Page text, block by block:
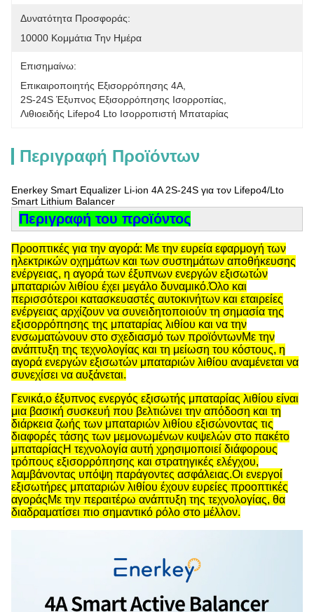
Δυνατότητα Προσφοράς:
10000 Κομμάτια Την Ημέρα
Επισημαίνω:
Επικαιροποιητής Εξισορρόπησης 4A
2S-24S Έξυπνος Εξισορρόπησης Ισορροπίας
Λιθιοειδής Lifepo4 Lto Ισορροπιστή Μπαταρίας
Περιγραφή Προϊόντων
Enerkey Smart Equalizer Li-ion 4A 2S-24S για τον Lifepo4/Lto
Smart Lithium Balancer
Περιγραφή του προϊόντος
Προοπτικές για την αγορά: Με την ευρεία εφαρμογή των
ηλεκτρικών οχημάτων και των συστημάτων αποθήκευσης
ενέργειας, η αγορά των έξυπνων ενεργών εξισωτών
μπαταριών λιθίου έχει μεγάλο δυναμικό.Όλο και
περισσότεροι κατασκευαστές αυτοκινήτων και εταιρείες
ενέργειας αρχίζουν να συνειδητοποιούν τη σημασία της
εξισορρόπησης της μπαταρίας λιθίου και να την
ενσωματώνουν στο σχεδιασμό των προϊόντωνΜε την
ανάπτυξη της τεχνολογίας και τη μείωση του κόστους, η
αγορά ενεργών εξισωτών μπαταριών λιθίου αναμένεται να
συνεχίσει να αυξάνεται.
Γενικά,ο έξυπνος ενεργός εξισωτής μπαταρίας λιθίου είναι
μια βασική συσκευή που βελτιώνει την απόδοση και τη
διάρκεια ζωής των μπαταριών λιθίου εξισώνοντας τις
διαφορές τάσης των μεμονωμένων κυψελών στο πακέτο
μπαταρίαςΗ τεχνολογία αυτή χρησιμοποιεί διάφορους
τρόπους εξισορρόπησης και στρατηγικές ελέγχου,
λαμβάνοντας υπόψη παράγοντες ασφάλειας.Οι ενεργοί
εξισωτήρες μπαταριών λιθίου έχουν ευρείες προοπτικές
αγοράςΜε την περαιτέρω ανάπτυξη της τεχνολογίας, θα
διαδραματίσει πιο σημαντικό ρόλο στο μέλλον.